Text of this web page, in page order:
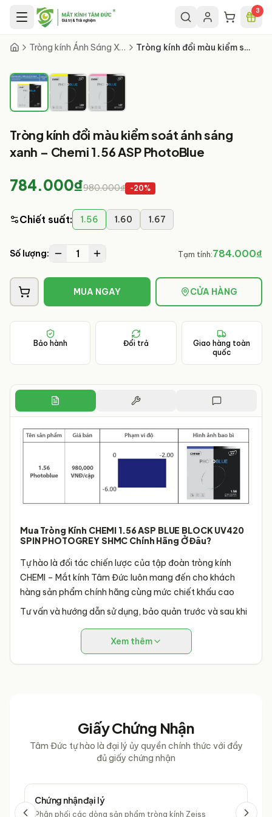
Chuyển đến nội dung chính 3
Tròng kính Ánh Sáng Xanh Tròng kính đổi màu kiểm soát ánh sáng xanh – Chemi 1.56 ASP PhotoBlue
1/3
Tròng kính đổi màu kiểm soát ánh sáng
xanh – Chemi 1.56 ASP PhotoBlue
784.000₫980.000₫ -20%
Chiết suất: 1.56 1.60 1.67
Số lượng: 1 Tạm tính:784.000₫
MUA NGAY CỬA HÀNG
Bảo hành Đổi trả
Giao hàng toàn
quốc
Mua Tròng Kính CHEMI 1.56 ASP BLUE BLOCK UV420
SPIN PHOTOGREY SHMC Chính Hãng Ở Đâu?
Tự hào là đối tác chiến lược của tập đoàn tròng kính
CHEMI – Mắt kính Tâm Đức luôn mang đến cho khách
hàng sản phẩm chính hãng cùng mức chiết khấu cao
Tư vấn và hướng dẫn sử dụng, bảo quản trước và sau khi
Đội ngũ KTV nhiều năm kinh nghiệm đo mắt, tư vấn chọn
An Tâm Khi Mua Sắm:
Sản phẩm được phân phối chính thức bởi công tyChemi
, đầy đủ hóa đơn VAT
Khách hàng được kiểm tra bao bì, tem seal niêm phong
trước khi cắt
Xem thêm
Giấy Chứng Nhận
Tâm Đức tự hào là đại lý ủy quyền chính thức với đầy
đủ giấy chứng nhận
Chứng nhận đại lý
Phân phối các dòng sản phẩm tròng kính Zeiss